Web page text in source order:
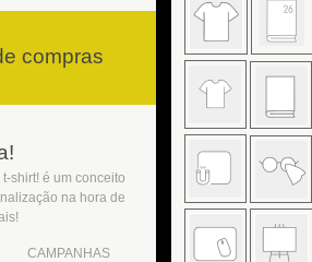
compras
shirt! é um conceito
na hora de
CAMPANHAS